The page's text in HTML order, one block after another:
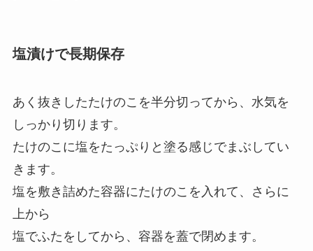
塩漬けで長期保存
あく抜きしたたけのこを半分切ってから、水気を
しっかり切ります。
たけのこに塩をたっぷりと塗る感じでまぶしてい
きます。
塩を敷き詰めた容器にたけのこを入れて、さらに
上から
塩でふたをしてから、容器を蓋で閉めます。